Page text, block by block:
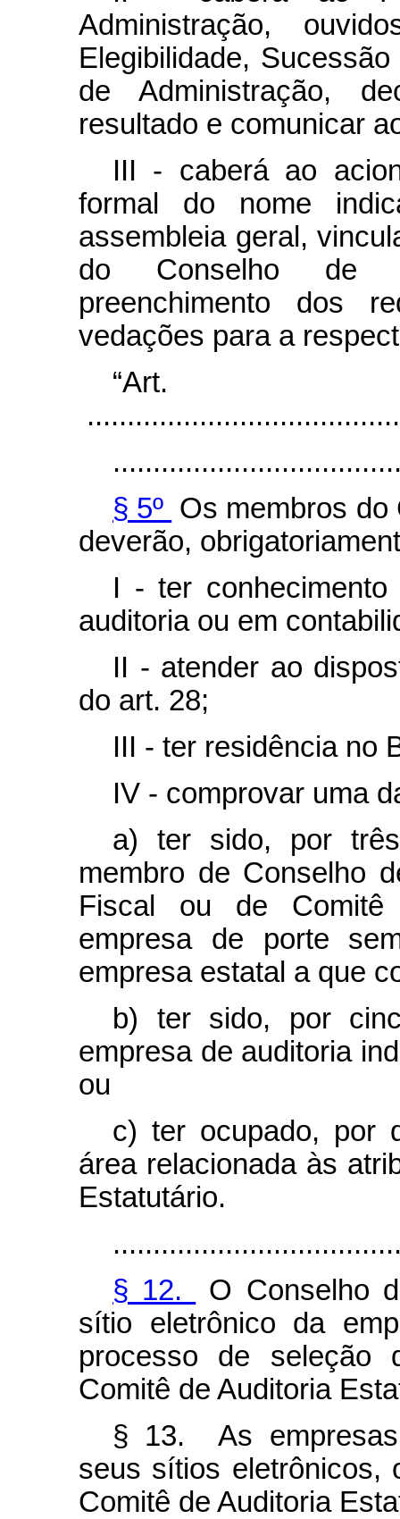
Administração,
Elegibilidade,
de Administração,
resultado e comunicar
III - caberá ao
formal do nome
assembleia geral,
do Conselho de
preenchimento dos
vedações para a
§ 5º Os membros do
deverão,
I - ter
auditoria ou em
II - atender ao
do art. 28;
III - ter residência no
IV - comprovar uma
a) ter sido, por
membro de Conselho
Fiscal ou de Comitê
empresa de porte
empresa estatal a que
b) ter sido, por
empresa de auditoria
ou
c) ter ocupado, por
área relacionada às
Estatutário.
§ 12.
O Conselho
sítio eletrônico da
processo de seleção
Comitê de Auditoria
§ 13. As empresas
seus sítios eletrônicos,
Comitê de Auditoria